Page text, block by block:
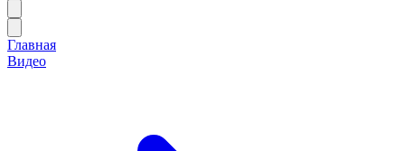
Главная
Видео